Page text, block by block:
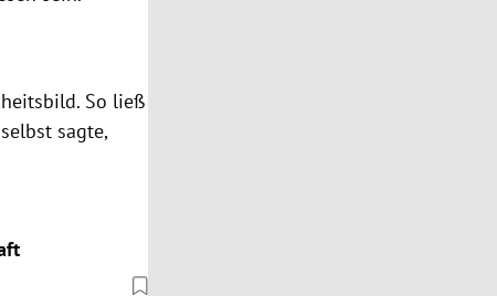
So ließ
sagte,